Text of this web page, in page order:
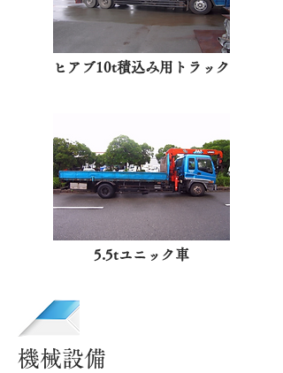
ヒアブ10t積込み用トラック
5.5tユニック車
機械設備